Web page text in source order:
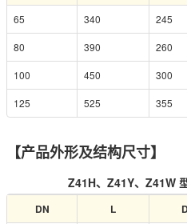
65 340 245
80 390 260
100 450 300
125 525 355
【产品外形及结构尺寸】
Z41H、Z41Y、Z41W
DN L